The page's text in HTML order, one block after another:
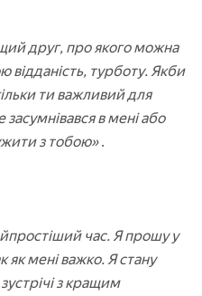
друг, про якого можна
відданість, турботу. Якби
ти важливий для
в мені або
з тобою».
час. Я прошу у
як мені важко. Я стану
з кращим